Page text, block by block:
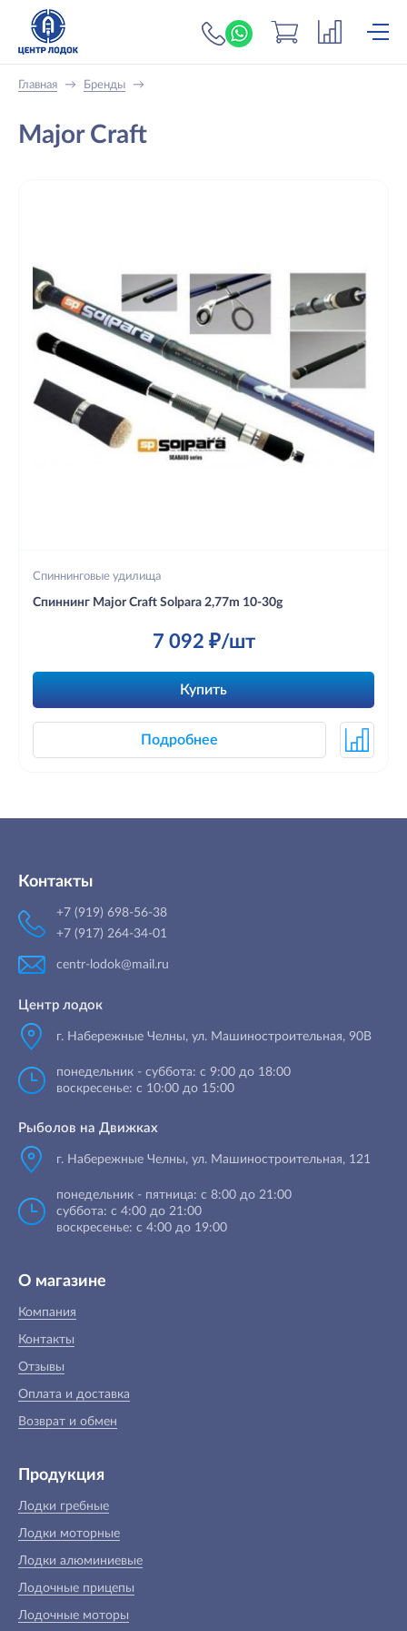
+7 (919) 698-56-
Главная → Бренды →
Major Craft
Спиннинговые удилища
Спиннинг Major Craft Solpara 2,77m 10-30g
7 092 ₽/шт
Купить
Подробнее
Контакты
+7 (919) 698-56-38
+7 (917) 264-34-01
centr-lodok@mail.ru
Центр лодок
г. Набережные Челны, ул. Машиностроительная, 90B
понедельник - суббота: с 9:00 до 18:00
воскресенье: с 10:00 до 15:00
Рыболов на Движках
г. Набережные Челны, ул. Машиностроительная, 121
понедельник - пятница: с 8:00 до 21:00
суббота: с 4:00 до 21:00
воскресенье: с 4:00 до 19:00
О магазине
Компания
Контакты
Отзывы
Оплата и доставка
Возврат и обмен
Продукция
Лодки гребные
Лодки моторные
Лодки алюминиевые
Лодочные прицепы
Лодочные моторы